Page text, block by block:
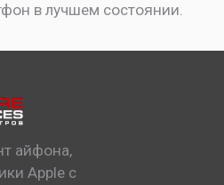
в лучшем состоянии.
айфона,
Apple с